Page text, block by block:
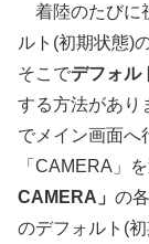
着陸のたびに
ルト(初期状態)
そこでデフォル
する方法があり
でメイン画面へ
「CAMERA」
CAMERA」 の
のデフォルト(初